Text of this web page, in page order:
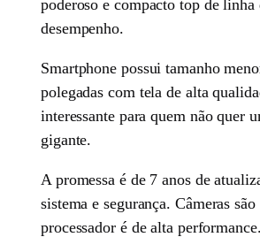
poderoso e compacto top de linha
desempenho.
Smartphone possui tamanho
polegadas com tela de alta
interessante para quem não quer
gigante.
A promessa é de 7 anos de
sistema e segurança. Câmeras
processador é de alta performance.